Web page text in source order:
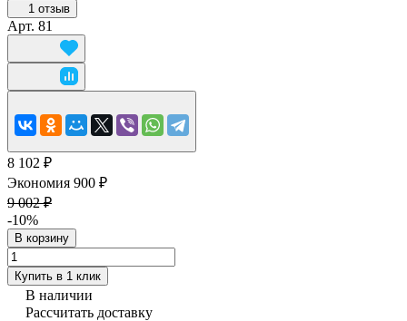
1 отзыв
Арт. 81
8 102 ₽
Экономия 900 ₽
9 002 ₽
-10%
В корзину
Купить в 1 клик
В наличии
Рассчитать доставку